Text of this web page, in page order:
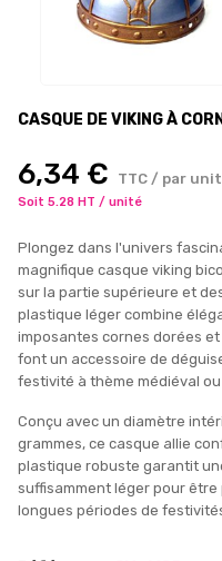
CASQUE DE VIKING À
6,34 € TTC / par
Soit 5.28 HT / unité
Plongez dans l'univers
magnifique casque viking
sur la partie supérieure et
plastique léger combine
imposantes cornes dorées
font un accessoire de
festivité à thème médiéval ou
Conçu avec un diamètre
grammes, ce casque allie
plastique robuste garantit
suffisamment léger pour
longues périodes de